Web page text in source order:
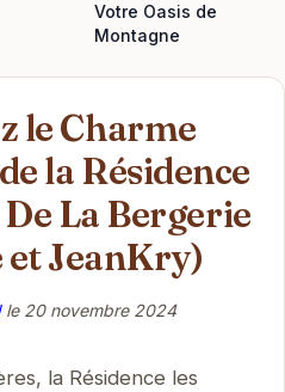
Votre Oasis de
Montagne
le Charme
la Résidence
La Bergerie
et JeanKry)
le 20 novembre 2024
la Résidence les